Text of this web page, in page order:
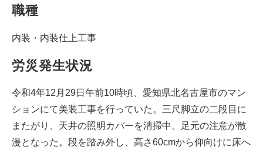
職種
内装・内装仕上工事
労災発生状況
令和4年12月29日午前10時頃、愛知県北名古屋市のマン
ションにて美装工事を行っていた。三尺脚立の二段目に
またがり、天井の照明カバーを清掃中、足元の注意が散
漫となった。段を踏み外し、高さ60cmから仰向けに床へ